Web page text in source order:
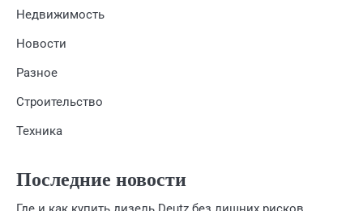
Недвижимость
Новости
Разное
Строительство
Техника
Последние новости